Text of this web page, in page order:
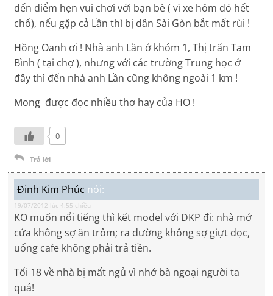
đến điểm hẹn vui chơi với bạn bè ( vì xe hôm đó hết
chổ), nếu gặp cả Lần thì bị dân Sài Gòn bắt mất rùi !
Hồng Oanh ơi ! Nhà anh Lần ở khóm 1, Thị trấn Tam
Bình ( tại chợ ), nhưng với các trường Trung học ở
đây thì đến nhà anh Lần cũng không ngoài 1 km !
Mong được đọc nhiều thơ hay của HO !
0
Trả lời
Đinh Kim Phúc nói:
19/07/2012 lúc 4:55 chiều
KO muốn nổi tiếng thì kết model với DKP đi: nhà mở
cửa không sợ ăn trôm; ra đường không sợ giựt dọc,
uống cafe không phải trả tiền.
Tối 18 về nhà bị mất ngủ vì nhớ bà ngoại người ta
quá!